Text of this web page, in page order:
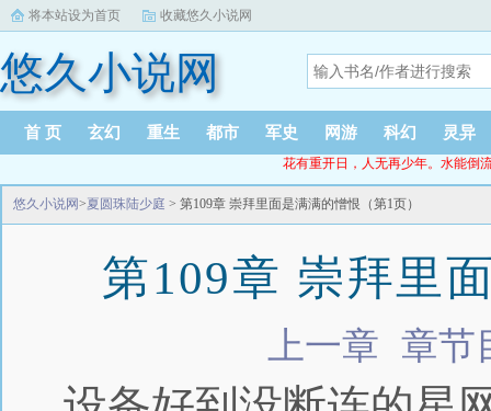
将本站设为首页 收藏悠久小说网
悠久小说网
首 页 玄幻 重生 都市 军史 网游 科幻 灵异
花有重开日，人无再少年。水能倒
悠久小说网>夏圆珠陆少庭 > 第109章 崇拜里面是满满的憎恨（第1页）
第109章 崇拜里
上一章 章节